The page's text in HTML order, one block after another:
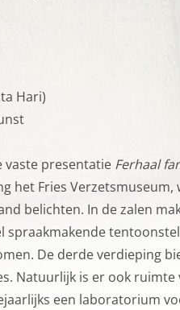
Hari)
vaste presentatie Ferhaal
het Fries
belichten. In de zalen
spraakmakende
De derde verdieping
Natuurlijk is er ook
een laboratorium
niet steeds dezelfde
je onze site bekijkt. Zo
nodig om de website
van een boeking en